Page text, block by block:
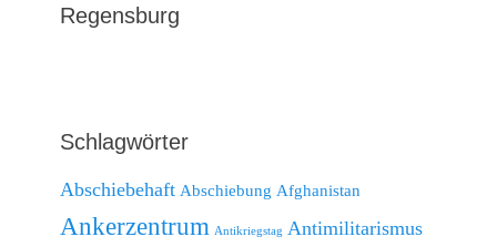
Regensburg
Schlagwörter
Abschiebehaft Abschiebung Afghanistan
Ankerzentrum Antikriegstag Antimilitarismus